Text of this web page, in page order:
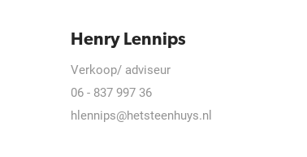
Henry Lennips
Verkoop/ adviseur
06 - 837 997 36
hlennips@hetsteenhuys.nl